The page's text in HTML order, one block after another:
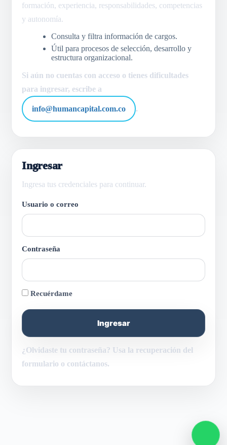
formación, experiencia, responsabilidades, competencias
y autonomía.
Consulta y filtra información de cargos.
Útil para procesos de selección, desarrollo y
estructura organizacional.
Si aún no cuentas con acceso o tienes dificultades
para ingresar, escribe a
info@humancapital.com.co .
Ingresar
Ingresa tus credenciales para continuar.
Usuario o correo
Contraseña
Recuérdame
¿Olvidaste tu contraseña? Usa la recuperación del
formulario o contáctanos.